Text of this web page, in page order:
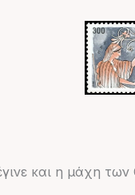
και η μάχη των